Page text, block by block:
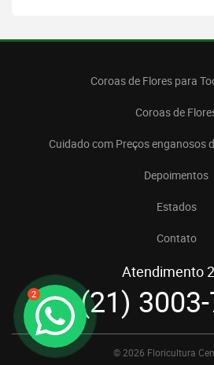
2
Coroas de Flores para
Coroas de
Cuidado com Preços enganosos
Depoimentos
Estados
Contato
Atendimento
(21)
© 2026 Floricultura